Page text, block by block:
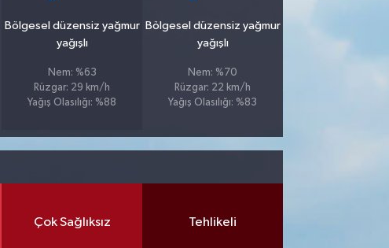
Bölgesel düzensiz yağmur
yağışlı
Nem: %63
Rüzgar: 29 km/h
Yağış Olasılığı: %88
Bölgesel düzensiz yağmur
yağışlı
Nem: %70
Rüzgar: 22 km/h
Yağış Olasılığı: %83
Çok Sağlıksız Tehlikeli